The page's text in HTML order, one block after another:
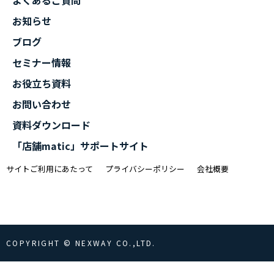
お知らせ
ブログ
セミナー情報
お役立ち資料
お問い合わせ
資料ダウンロード
「店舗matic」サポートサイト
サイトご利用にあたって プライバシーポリシー 会社概要
COPYRIGHT © NEXWAY CO.,LTD.